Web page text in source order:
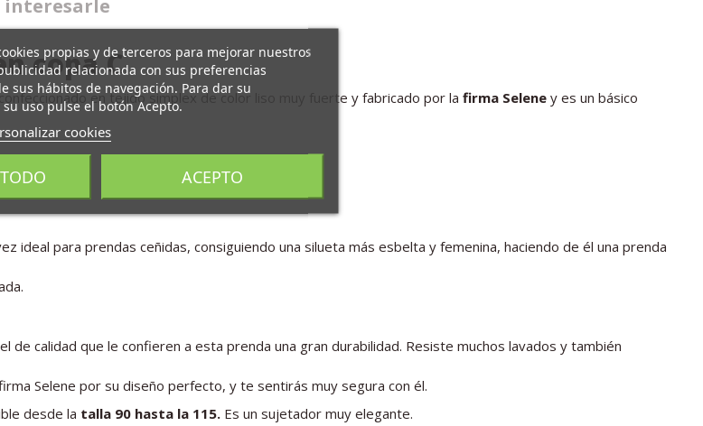
interesarle
copa C
en tejido simplex de color liso muy fuerte y fabricado por la firma Selene y es un básico
ideal para prendas ceñidas, consiguiendo una silueta más esbelta y femenina, haciendo de él una prenda
calidad que le confieren a esta prenda una gran durabilidad. Resiste muchos lavados y también
Selene por su diseño perfecto, y te sentirás muy segura con él.
desde la talla 90 hasta la 115. Es un sujetador muy elegante.
propias y de terceros para mejorar nuestros
relacionada con sus preferencias
sus hábitos de navegación. Para dar su
uso pulse el botón Acepto.
cookies
ACEPTO